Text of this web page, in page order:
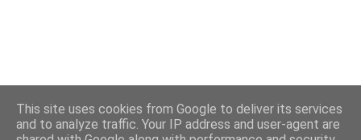
This site uses cookies from Google to deliver its services
and to analyze traffic. Your IP address and user-agent are